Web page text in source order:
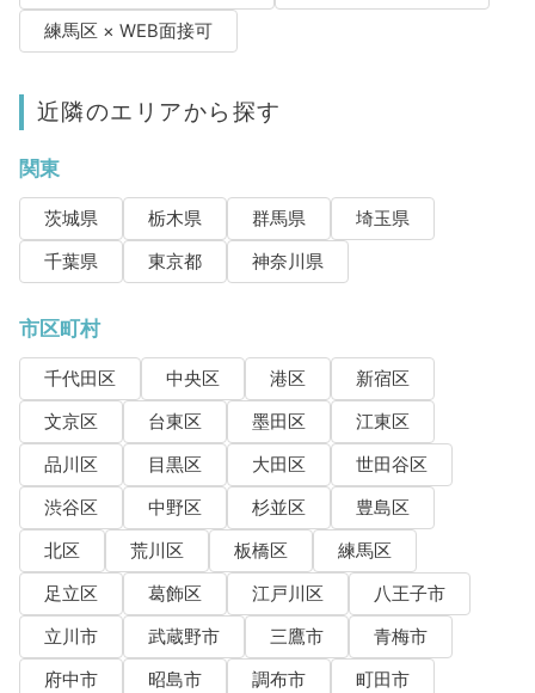
練馬区 × WEB面接可
近隣のエリアから探す
関東
茨城県 栃木県 群馬県
埼玉県
千葉県
東京都 神奈川県
市区町村
千代田区 中央区 港区
新宿区
文京区
台東区 墨田区
江東区
品川区
目黒区 大田区
世田谷区
渋谷区
中野区 杉並区
豊島区
北区
荒川区 板橋区
練馬区
足立区
葛飾区 江戸川区
八王子市
立川市
武蔵野市 三鷹市
青梅市
府中市
昭島市 調布市
町田市